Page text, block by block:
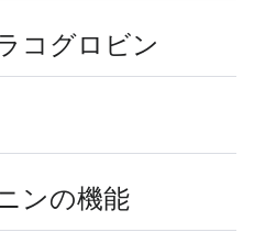
コグロビン
ンの機能